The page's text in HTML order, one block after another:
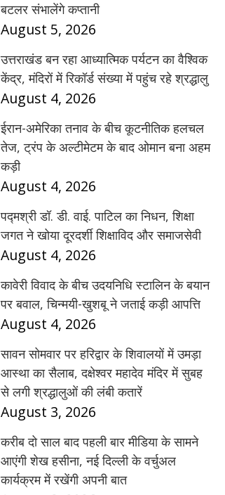
बटलर संभालेंगे कप्तानी
August 5, 2026
उत्तराखंड बन रहा आध्यात्मिक पर्यटन का वैश्विक
केंद्र, मंदिरों में रिकॉर्ड संख्या में पहुंच रहे श्रद्धालु
August 4, 2026
ईरान-अमेरिका तनाव के बीच कूटनीतिक हलचल
तेज, ट्रंप के अल्टीमेटम के बाद ओमान बना अहम
कड़ी
August 4, 2026
पद्मश्री डॉ. डी. वाई. पाटिल का निधन, शिक्षा
जगत ने खोया दूरदर्शी शिक्षाविद और समाजसेवी
August 4, 2026
कावेरी विवाद के बीच उदयनिधि स्टालिन के बयान
पर बवाल, चिन्मयी-खुशबू ने जताई कड़ी आपत्ति
August 4, 2026
सावन सोमवार पर हरिद्वार के शिवालयों में उमड़ा
आस्था का सैलाब, दक्षेश्वर महादेव मंदिर में सुबह
से लगी श्रद्धालुओं की लंबी कतारें
August 3, 2026
करीब दो साल बाद पहली बार मीडिया के सामने
आएंगी शेख हसीना, नई दिल्ली के वर्चुअल
कार्यक्रम में रखेंगी अपनी बात